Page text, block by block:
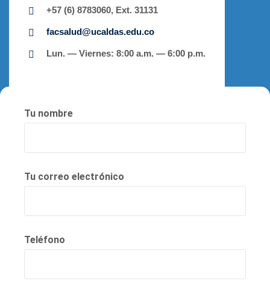
+57 (6) 8783060, Ext. 31131
facsalud@ucaldas.edu.co
Lun. — Viernes: 8:00 a.m. — 6:00 p.m.
Tu nombre
Tu correo electrónico
Teléfono